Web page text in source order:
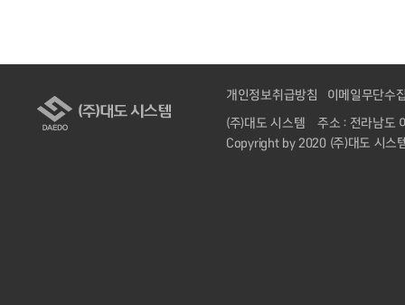
개인정보취급방침
이메일무단수
(주)대도 시스템
주소 : 전라남도
Copyright by 2020 (주)대도 시스